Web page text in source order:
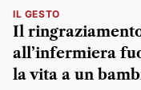
IL GESTO
Il
all’infermiera
la vita a un